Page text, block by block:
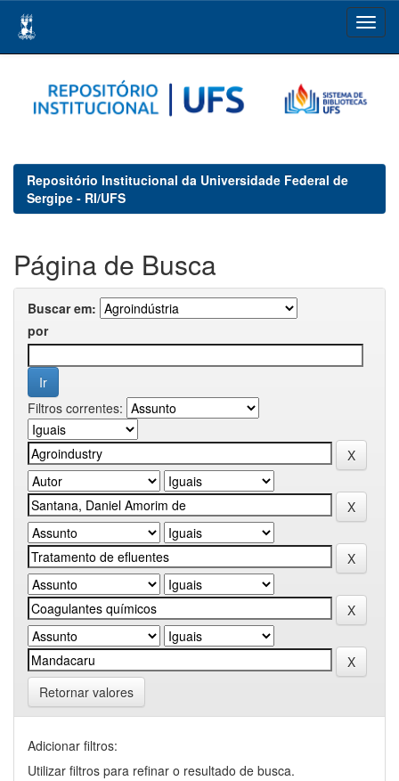
navigation
Repositório Institucional da Universidade Federal de
Sergipe - RI/UFS
Página de Busca
Buscar em:
por
Filtros correntes:
Retornar valores
Adicionar filtros:
Utilizar filtros para refinar o resultado de busca.